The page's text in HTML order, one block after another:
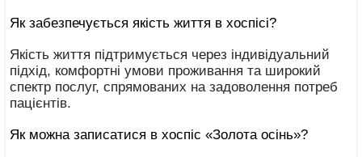
Як забезпечується якість життя в хоспісі?
Якість життя підтримується через індивідуальний
підхід, комфортні умови проживання та широкий
спектр послуг, спрямованих на задоволення потреб
пацієнтів.
Як можна записатися в хоспіс «Золота осінь»?